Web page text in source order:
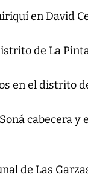
en David
de La
en el distrito
cabecera y
de Las